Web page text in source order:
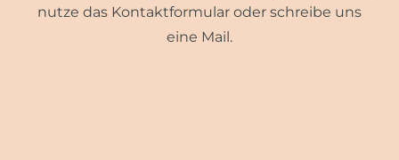
nutze das Kontaktformular oder schreibe uns
eine Mail.